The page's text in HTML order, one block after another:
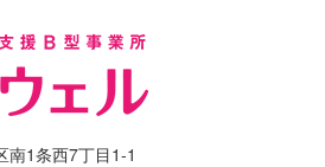
南1条西7丁目1-1